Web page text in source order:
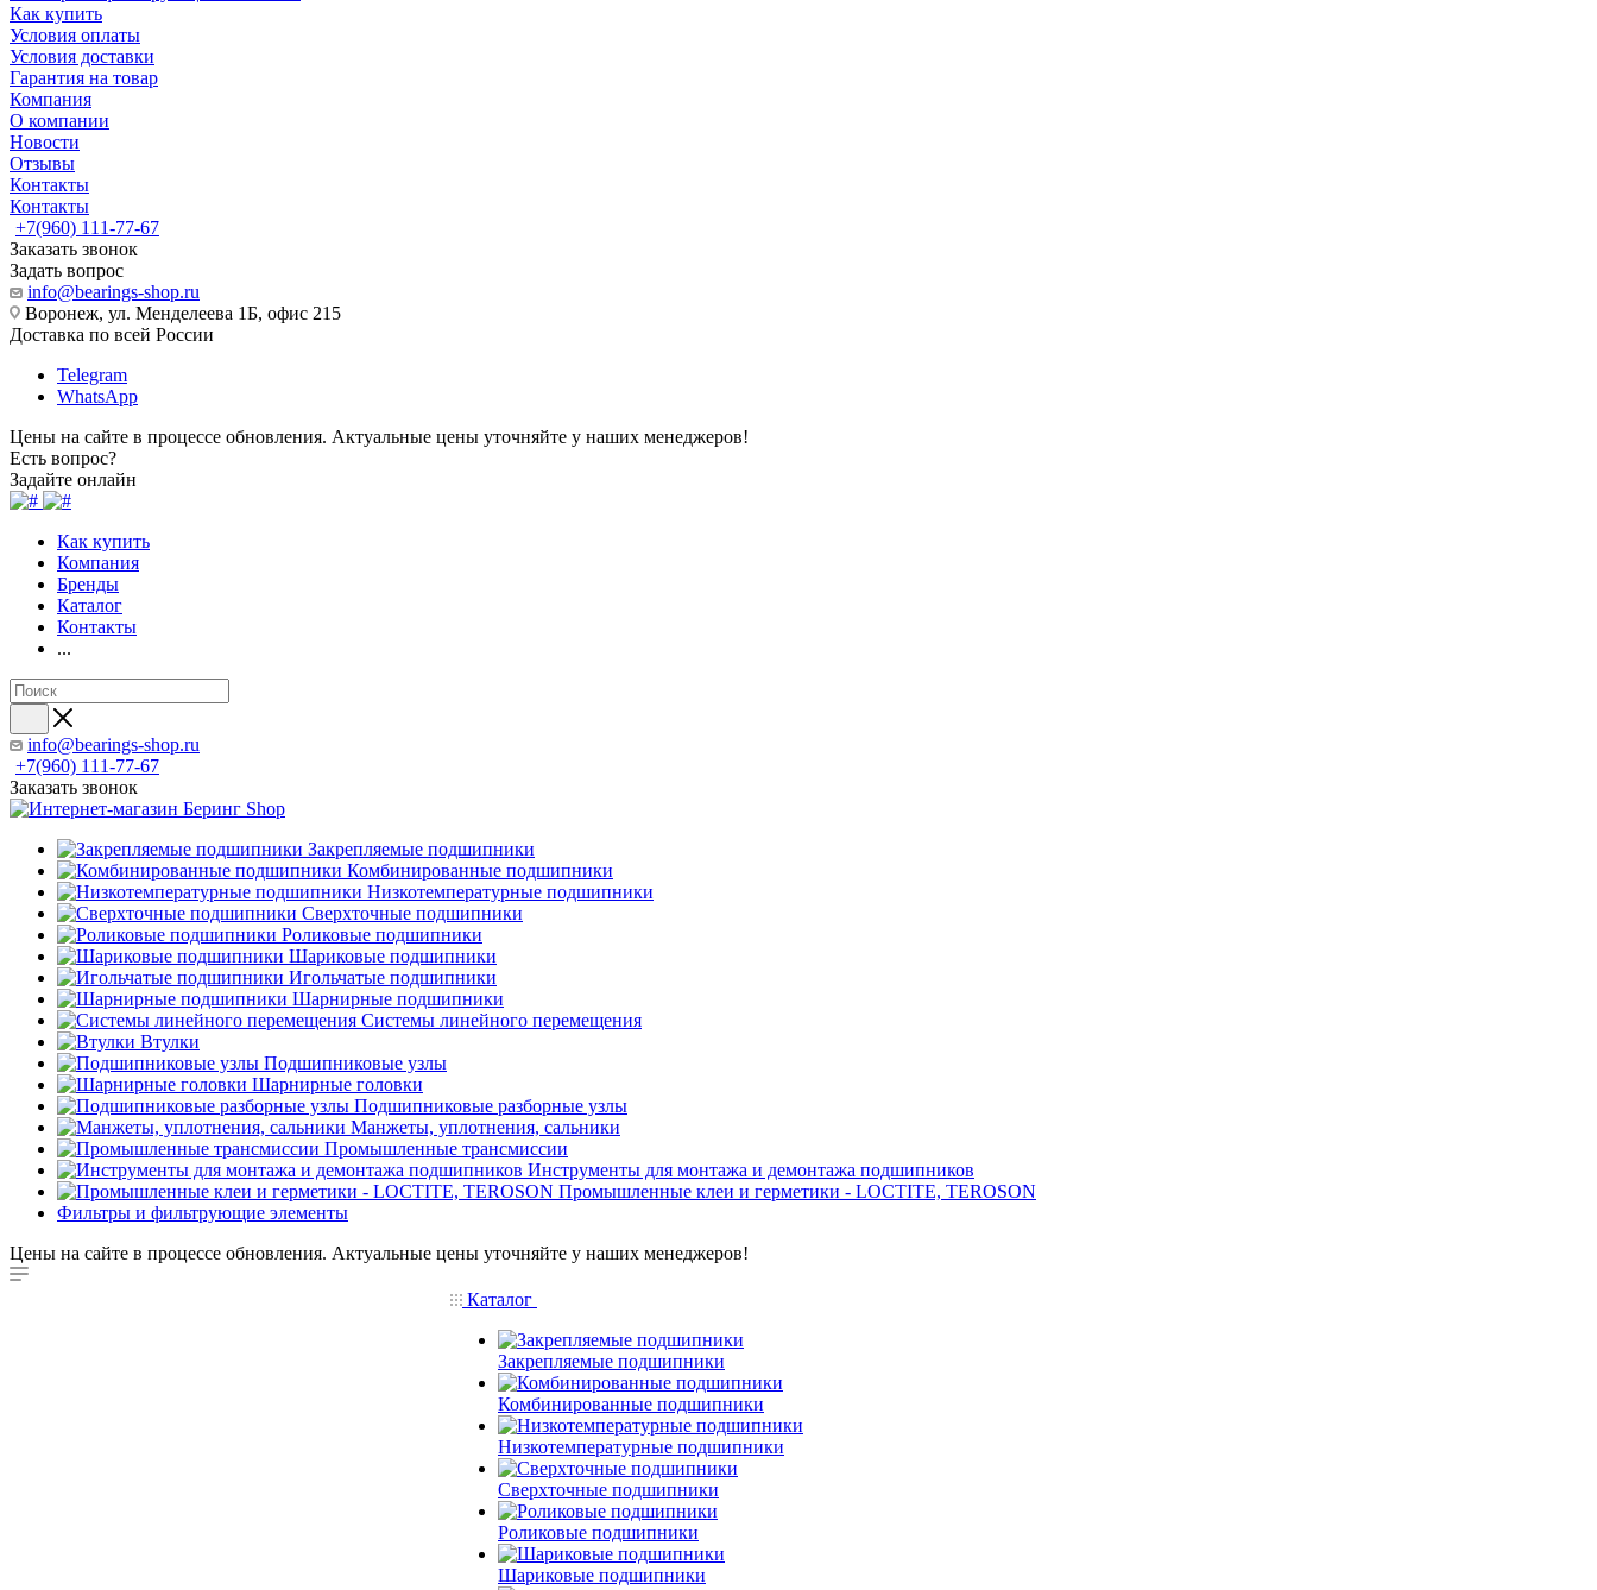
Как купить
Условия оплаты
Условия доставки
Гарантия на товар
Компания
О компании
Новости
Отзывы
Контакты
Контакты
+7(960) 111-77-67
Заказать звонок
Задать вопрос
info@bearings-shop.ru
Воронеж, ул. Менделеева 1Б, офис 215
Доставка по всей России
Telegram
WhatsApp
Цены на сайте в процессе обновления. Актуальные цены уточняйте у наших менеджеров!
Есть вопрос?
Задайте онлайн
Как купить
Компания
Бренды
Каталог
Контакты
...
info@bearings-shop.ru
+7(960) 111-77-67
Заказать звонок
Закрепляемые подшипники
Комбинированные подшипники
Низкотемпературные подшипники
Сверхточные подшипники
Роликовые подшипники
Шариковые подшипники
Игольчатые подшипники
Шарнирные подшипники
Системы линейного перемещения
Втулки
Подшипниковые узлы
Шарнирные головки
Подшипниковые разборные узлы
Манжеты, уплотнения, сальники
Промышленные трансмиссии
Инструменты для монтажа и демонтажа подшипников
Промышленные клеи и герметики - LOCTITE, TEROSON
Фильтры и фильтрующие элементы
Цены на сайте в процессе обновления. Актуальные цены уточняйте у наших менеджеров!
Каталог
Закрепляемые подшипники
Комбинированные подшипники
Низкотемпературные подшипники
Сверхточные подшипники
Роликовые подшипники
Шариковые подшипники